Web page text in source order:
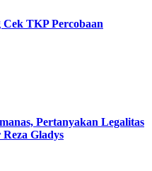
TKP Percobaan
Pertanyakan Legalitas
Gladys